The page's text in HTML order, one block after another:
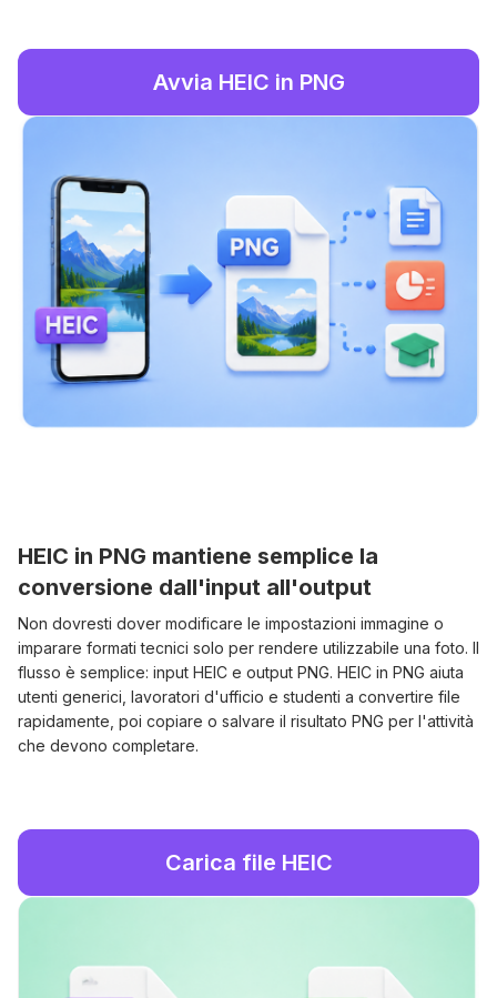
Avvia HEIC in PNG
HEIC in PNG mantiene semplice la
conversione dall'input all'output
Non dovresti dover modificare le impostazioni immagine o
imparare formati tecnici solo per rendere utilizzabile una foto. Il
flusso è semplice: input HEIC e output PNG. HEIC in PNG aiuta
utenti generici, lavoratori d'ufficio e studenti a convertire file
rapidamente, poi copiare o salvare il risultato PNG per l'attività
che devono completare.
Carica file HEIC